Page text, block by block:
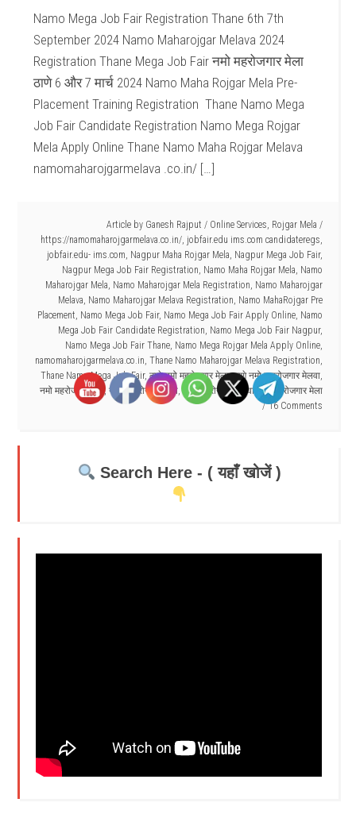
Namo Mega Job Fair Registration Thane 6th 7th
September 2024 Namo Maharojgar Melava 2024
Registration Thane Mega Job Fair नमो महरोजगार मेला
ठाणे 6 और 7 मार्च 2024 Namo Maha Rojgar Mela Pre-
Placement Training Registration Thane Namo Mega
Job Fair Candidate Registration Namo Mega Rojgar
Mela Apply Online Thane Namo Maha Rojgar Melava
namomaharojgarmelava .co.in/ […]
Article by Ganesh Rajput / Online Services, Rojgar Mela /
https://namomaharojgarmelava.co.in/, jobfair.edu ims.com candidateregs,
jobfair.edu- ims.com, Nagpur Maha Rojgar Mela, Nagpur Mega Job Fair,
Nagpur Mega Job Fair Registration, Namo Maha Rojgar Mela, Namo
Maharojgar Mela, Namo Maharojgar Mela Registration, Namo Maharojgar
Melava, Namo Maharojgar Melava Registration, Namo MahaRojgar Pre
Placement, Namo Mega Job Fair, Namo Mega Job Fair Apply Online, Namo
Mega Job Fair Candidate Registration, Namo Mega Job Fair Nagpur,
Namo Mega Job Fair Thane, Namo Mega Rojgar Mela Apply Online,
namomaharojgarmelava.co.in, Thane Namo Maharojgar Melava Registration,
Thane Namo Mega Job Fair,ठाणे नमो महरोजगार मेला,ठाणे नमो महारोजगार मेलवा,
नमो महरोजगार मेला , नमो महा रोजगार मेला,नमो महारोजगार मेलवा,नागपुर रोजगार मेला
16 Comments
Search Here - ( यहाँ खोजें )